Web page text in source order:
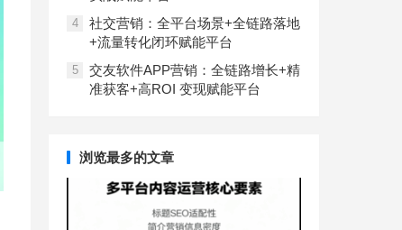
4
社交营销：全平台场景+全链路落地
+流量转化闭环赋能平台
5
交友软件APP营销：全链路增长+精
准获客+高ROI 变现赋能平台
浏览最多的文章